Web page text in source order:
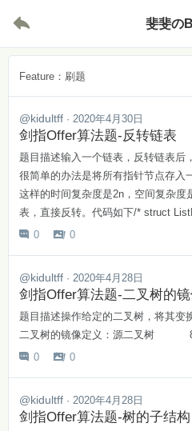
 斐斐の
Feature：刷题
@kidultff · 2020年4月30日
剑指Offer算法题-反转链表
题目描述输入一个链表，反转链表后
很简单的办法是将所有指针节点存入
这样的时间复杂度是2n，空间复杂度
表，直接反转。代码如下/* struct
 0  0
@kidultff · 2020年4月28日
剑指Offer算法题-二叉树的镜
题目描述操作给定的二叉树，将其变
二叉树的镜像定义：源二
 0  0
@kidultff · 2020年4月28日
剑指Offer算法题-树的子结构